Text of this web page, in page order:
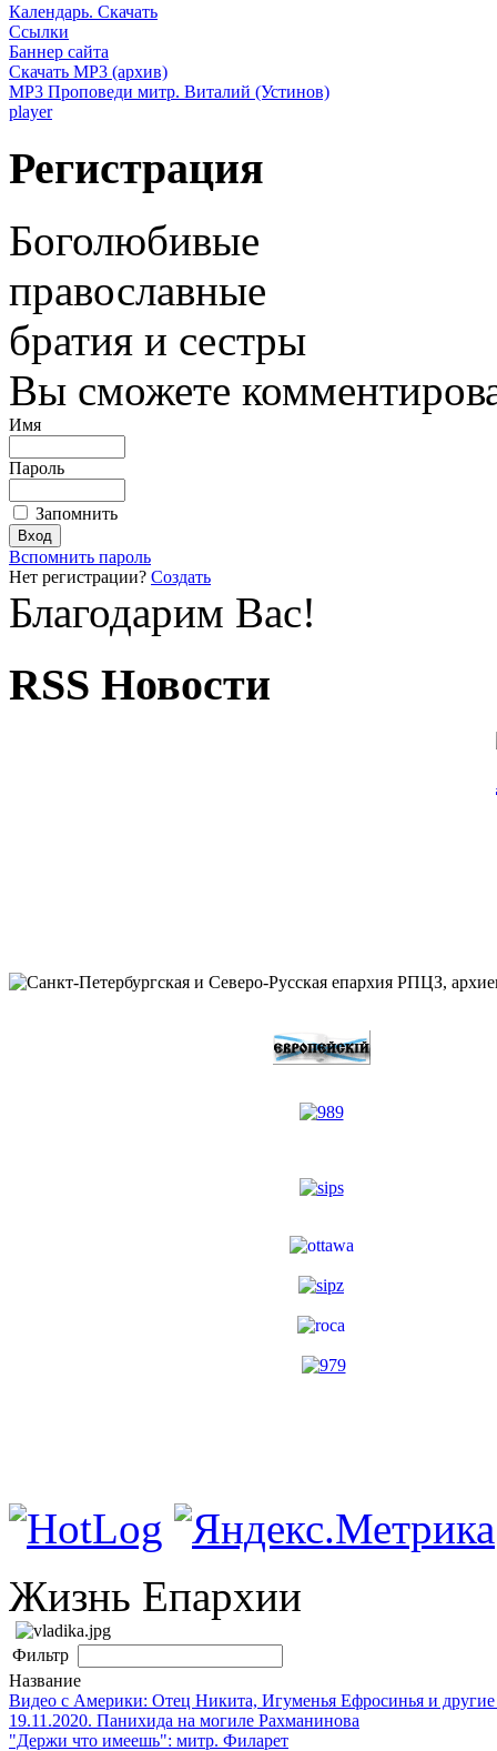
Календарь. Скачать
Ссылки
Баннер сайта
Скачать MP3 (архив)
MP3 Проповеди митр. Виталий (Устинов)
player
Регистрация
Боголюбивые
православные
братия и сестры
Вы сможете
Имя
Пароль
Запомнить
Вспомнить пароль
Нет регистрации? Создать
Благодарим Вас!
RSS Новости
Жизнь Епархии
Фильтр
Название
Видео с Америки: Отец Никита, Игуменья Ефросинья и другие
19.11.2020. Панихида на могиле Рахманинова
"Держи что имеешь": митр. Филарет